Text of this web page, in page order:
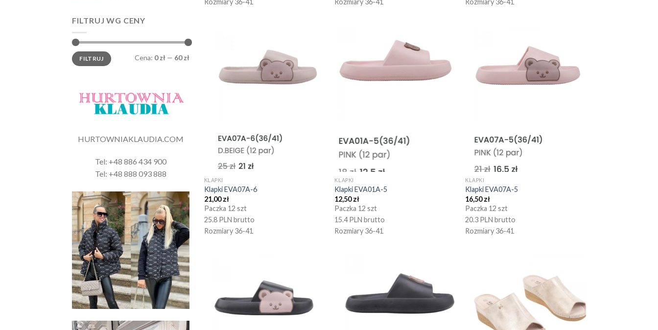
FILTRUJ WG CENY
Cena
min.
Cena
maks.FILTRUJ Cena: 0 zł — 60 zł
HURTOWNIAKLAUDIA.COM
Tel: +48 886 434 900
Tel: +48 888 093 888
KLAPKI
Klapki EVA07A-6
21,00zł
Paczka 12 szt
25.8 PLN brutto
Rozmiary 36-41
KLAPKI
Klapki EVA01A-5
12,50zł
Paczka 12 szt
15.4 PLN brutto
Rozmiary 36-41
KLAPKI
Klapki EVA07A-5
16,50zł
Paczka 12 szt
20.3 PLN brutto
Rozmiary 36-41